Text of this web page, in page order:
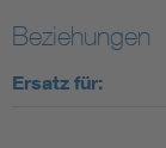
Cybersecurity in
Beziehungen
Ersatz für: